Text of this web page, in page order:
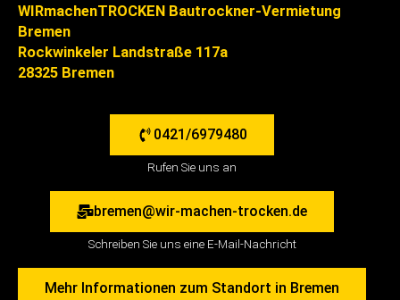
WIRmachenTROCKEN Bautrockner-Vermietung
Bremen
Rockwinkeler Landstraße 117a
28325 Bremen
0421/6979480
Rufen Sie uns an
bremen@wir-machen-trocken.de
Schreiben Sie uns eine E-Mail-Nachricht
Mehr Informationen zum Standort in Bremen